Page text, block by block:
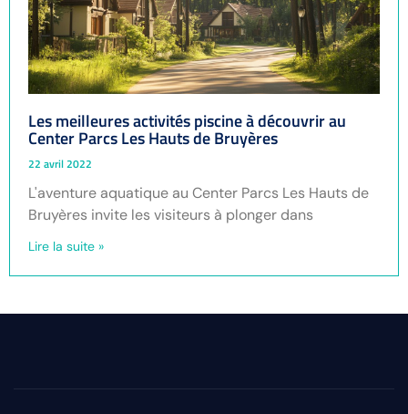
Les meilleures activités piscine à découvrir au
Center Parcs Les Hauts de Bruyères
22 avril 2022
L'aventure aquatique au Center Parcs Les Hauts de
Bruyères invite les visiteurs à plonger dans
Lire la suite »